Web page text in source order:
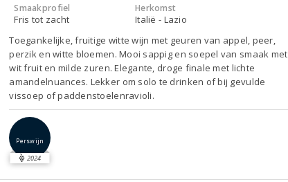
Smaakprofiel
Fris tot zacht
Herkomst
Italië - Lazio
Toegankelijke, fruitige witte wijn met geuren van appel, peer,
perzik en witte bloemen. Mooi sappig en soepel van smaak met
wit fruit en milde zuren. Elegante, droge finale met lichte
amandelnuances. Lekker om solo te drinken of bij gevulde
vissoep of paddenstoelenravioli.
Perswijn
2024